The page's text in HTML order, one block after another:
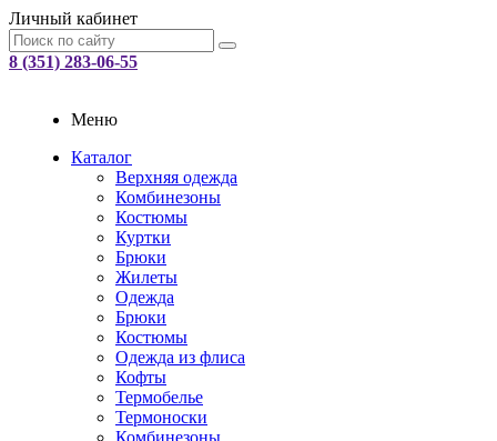
Личный кабинет
8 (351) 283-06-55
Меню
Каталог
Верхняя одежда
Комбинезоны
Костюмы
Куртки
Брюки
Жилеты
Одежда
Брюки
Костюмы
Одежда из флиса
Кофты
Термобелье
Термоноски
Комбинезоны